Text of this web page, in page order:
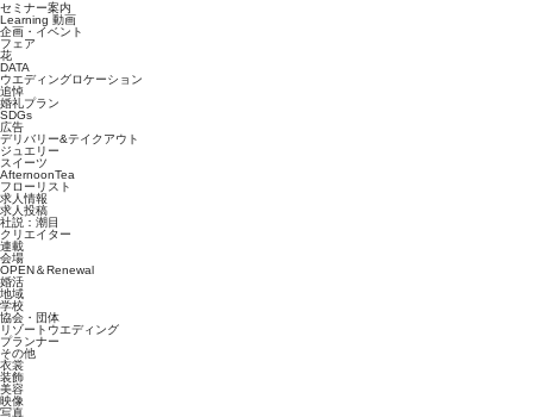
セミナー案内
Learning 動画
企画・イベント
フェア
花
DATA
ウエディングロケーション
追悼
婚礼プラン
SDGs
広告
デリバリー&テイクアウト
ジュエリー
スイーツ
AfternoonTea
フローリスト
求人情報
求人投稿
社説：潮目
クリエイター
連載
会場
OPEN＆Renewal
婚活
地域
学校
協会・団体
リゾートウエディング
プランナー
その他
衣裳
装飾
美容
映像
写真